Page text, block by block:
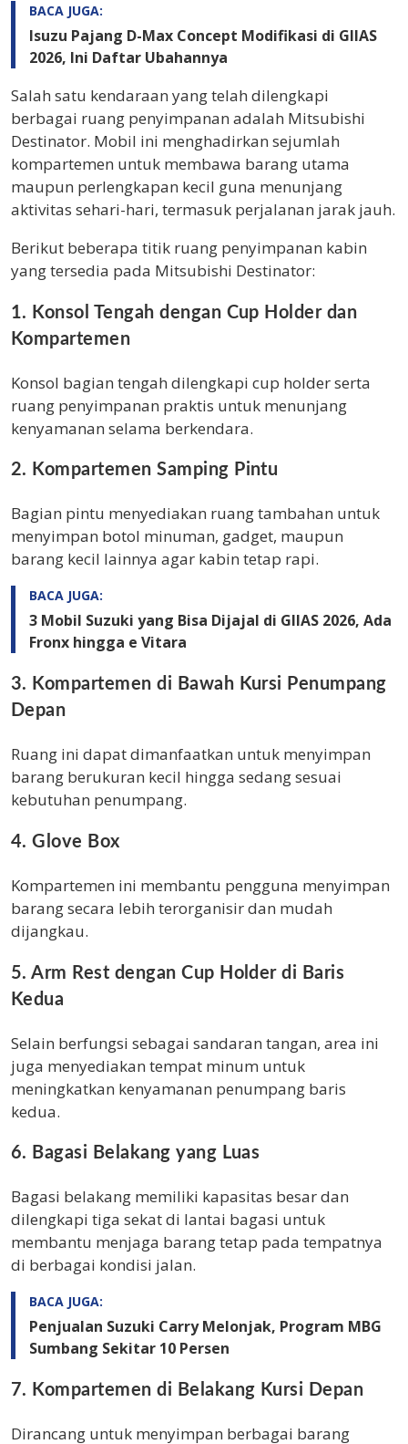
BACA JUGA:
Isuzu Pajang D-Max Concept Modifikasi di GIIAS
2026, Ini Daftar Ubahannya
Salah satu kendaraan yang telah dilengkapi
berbagai ruang penyimpanan adalah Mitsubishi
Destinator. Mobil ini menghadirkan sejumlah
kompartemen untuk membawa barang utama
maupun perlengkapan kecil guna menunjang
aktivitas sehari-hari, termasuk perjalanan jarak jauh.
Berikut beberapa titik ruang penyimpanan kabin
yang tersedia pada Mitsubishi Destinator:
1. Konsol Tengah dengan Cup Holder dan
Kompartemen
Konsol bagian tengah dilengkapi cup holder serta
ruang penyimpanan praktis untuk menunjang
kenyamanan selama berkendara.
2. Kompartemen Samping Pintu
Bagian pintu menyediakan ruang tambahan untuk
menyimpan botol minuman, gadget, maupun
barang kecil lainnya agar kabin tetap rapi.
BACA JUGA:
3 Mobil Suzuki yang Bisa Dijajal di GIIAS 2026, Ada
Fronx hingga e Vitara
3. Kompartemen di Bawah Kursi Penumpang
Depan
Ruang ini dapat dimanfaatkan untuk menyimpan
barang berukuran kecil hingga sedang sesuai
kebutuhan penumpang.
4. Glove Box
Kompartemen ini membantu pengguna menyimpan
barang secara lebih terorganisir dan mudah
dijangkau.
5. Arm Rest dengan Cup Holder di Baris
Kedua
Selain berfungsi sebagai sandaran tangan, area ini
juga menyediakan tempat minum untuk
meningkatkan kenyamanan penumpang baris
kedua.
6. Bagasi Belakang yang Luas
Bagasi belakang memiliki kapasitas besar dan
dilengkapi tiga sekat di lantai bagasi untuk
membantu menjaga barang tetap pada tempatnya
di berbagai kondisi jalan.
BACA JUGA:
Penjualan Suzuki Carry Melonjak, Program MBG
Sumbang Sekitar 10 Persen
7. Kompartemen di Belakang Kursi Depan
Dirancang untuk menyimpan berbagai barang